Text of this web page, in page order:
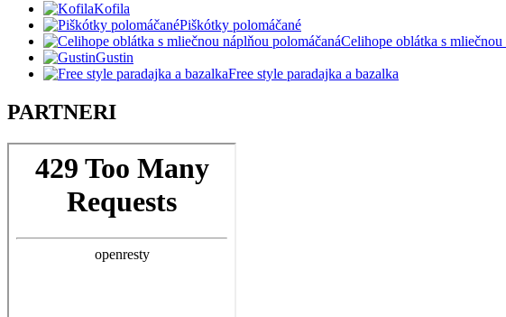
Kofila
Piškótky polomáčané
Celihope oblátka s
Gustin
Free style paradajka a bazalka
PARTNERI